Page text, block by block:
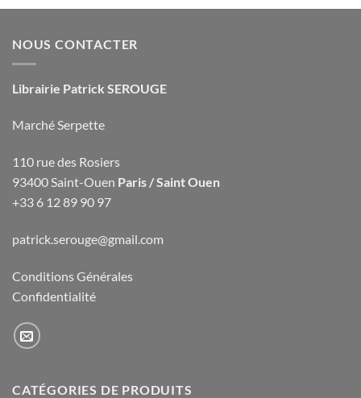
NOUS CONTACTER
Librairie Patrick SEROUGE
Marché Serpette
110 rue des Rosiers
93400 Saint-Ouen Paris / Saint Ouen
+33 6 12 89 90 97
patrick.serouge@gmail.com
Conditions Générales
Confidentialité
CATÉGORIES DE PRODUITS